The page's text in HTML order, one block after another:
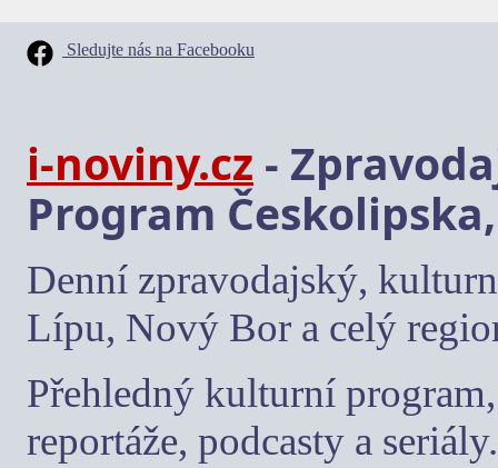
Sledujte nás na Facebooku
i-noviny.cz -
Program
Denní zpravodajský,
Lípu, Nový Bor a celý
Přehledný kulturní
reportáže, podcasty a seriály.